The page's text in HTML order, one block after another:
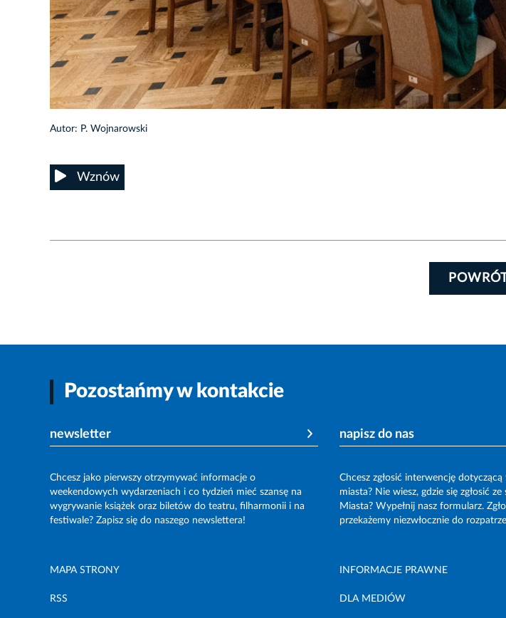
Autor: P. Wojnarowski
Wznów
Pozostańmy w kontakcie
newsletter
Chcesz jako pierwszy otrzymywać informacje o
weekendowych wydarzeniach i co tydzień mieć szansę na
wygrywanie książek oraz biletów do teatru, filharmonii i na
festiwale? Zapisz się do naszego newslettera!
napisz do nas
Chcesz zgłosić interwencję
miasta? Nie wiesz, gdzie się zgłosić
Miasta? Wypełnij nasz formularz.
przekażemy niezwłocznie do
MAPA STRONY INFORMACJE PRAWNE
RSS DLA MEDIÓW